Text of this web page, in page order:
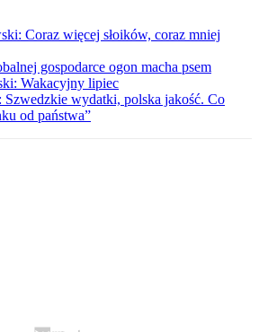
Coraz więcej słoików, coraz mniej
gospodarce ogon macha psem
Wakacyjny lipiec
wydatki, polska jakość. Co
od państwa”